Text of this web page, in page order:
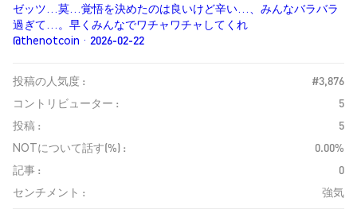
ゼッツ…莫…覚悟を決めたのは良いけど辛い…、みんなバラバラ
過ぎて…。早くみんなでワチャワチャしてくれ
@thenotcoin · 2026-02-22
投稿の人気度 :
#3,876
コントリビューター :
5
投稿 :
5
NOTについて話す(%) :
0.00%
記事 :
0
センチメント :
強気